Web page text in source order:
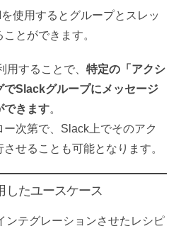
Iを使用するとグループとスレッ
とができます。
用することで、特定の「アクシ
でSlackグループにメッセージ
できます。
次第で、Slack上でそのアク
せることも可能となります。
したユースケース
ンテグレーションさせたレシピ